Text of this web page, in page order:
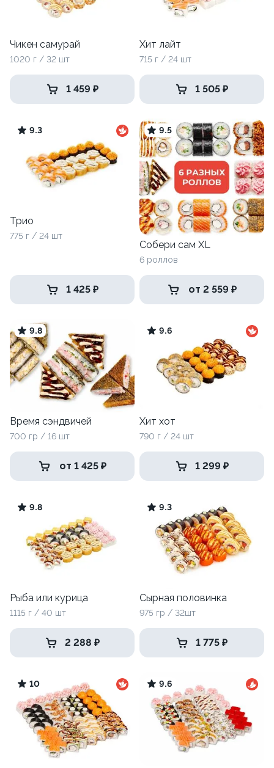
Чикен самурай
1020 г / 32 шт
1 459 ₽
Хит лайт
715 г / 24 шт
1 505 ₽
9.3
Трио
775 г / 24 шт
1 425 ₽
9.5
Собери сам XL
6 роллов
от 2 559 ₽
9.8
Время сэндвичей
700 гр / 16 шт
от 1 425 ₽
9.6
Хит хот
790 г / 24 шт
1 299 ₽
9.8
Рыба или курица
1115 г / 40 шт
2 288 ₽
9.3
Сырная половинка
975 гр / 32шт
1 775 ₽
10 9.6